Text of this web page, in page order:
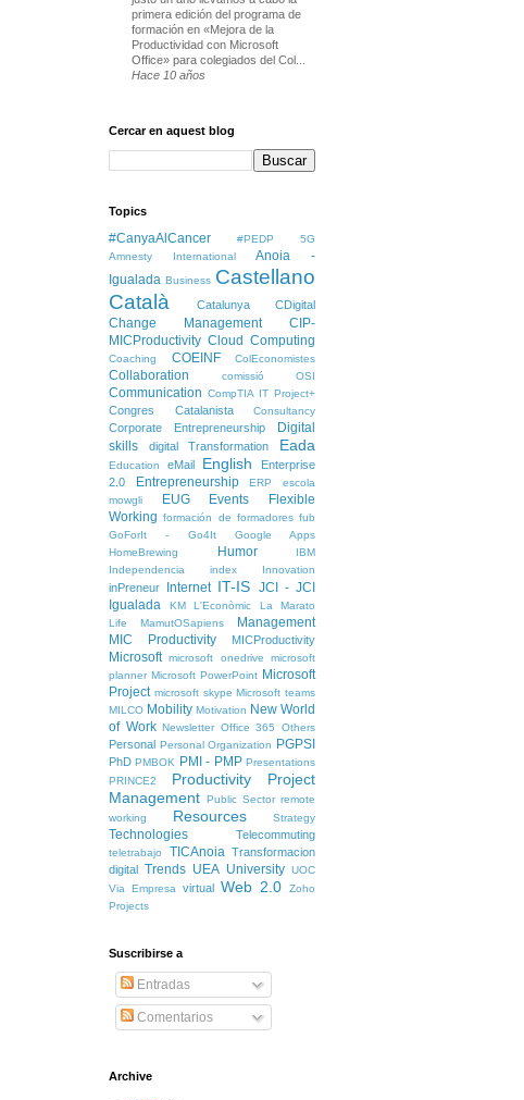
primera edición del programa de
formación en «Mejora de la
Productividad con Microsoft
Office» para colegiados del Col...
Hace 10 años
Cercar en aquest blog
Topics
#CanyaAlCancer #PEDP
5G
Amnesty International
Anoia -
Igualada Business Castellano
Català
Catalunya CDigital
Change Management
CIP-
MICProductivity Cloud Computing
Coaching COEINF ColEconomistes
Collaboration comissió OSI
Communication CompTIA IT Project+
Congres Catalanista Consultancy
Corporate Entrepreneurship
Digital
skills
digital Transformation Eada
Education eMail English
Enterprise
2.0
Entrepreneurship ERP
escola
mowgli
EUG Events
Flexible
Working formación de formadores fub
GoForIt - Go4It
Google Apps
HomeBrewing
Humor
IBM
Independencia
index Innovation
inPreneur Internet IT-IS JCI - JCI
Igualada
KM L'Econòmic
La Marato
Life
MamutOSapiens
Management
MIC Productivity
MICProductivity
Microsoft microsoft onedrive
microsoft
planner Microsoft PowerPoint Microsoft
Project microsoft skype Microsoft teams
MILCO Mobility Motivation New World
of Work Newsletter Office 365 Others
Personal Personal Organization PGPSI
PhD PMBOK PMI - PMP Presentations
PRINCE2
Productivity
Project
Management
Public Sector remote
working
Resources Strategy
Technologies Telecommuting
teletrabajo TICAnoia Transformacion
digital
Trends UEA University UOC
Via Empresa virtual Web 2.0
Zoho
Projects
Suscribirse a
Entradas
Comentarios
Archive